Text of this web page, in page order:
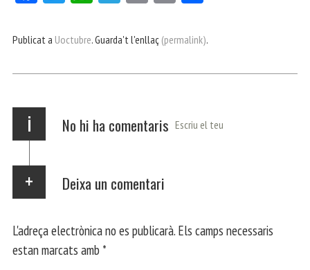
bo er ts
p
gr
m
ail pa
ei
Publicat a Uoctubre. Guarda't l'enllaç (permalink).
i No hi ha comentaris Escriu el teu
Deixa un comentari
L'adreça electrònica no es publicarà. Els camps necessaris
estan marcats amb *